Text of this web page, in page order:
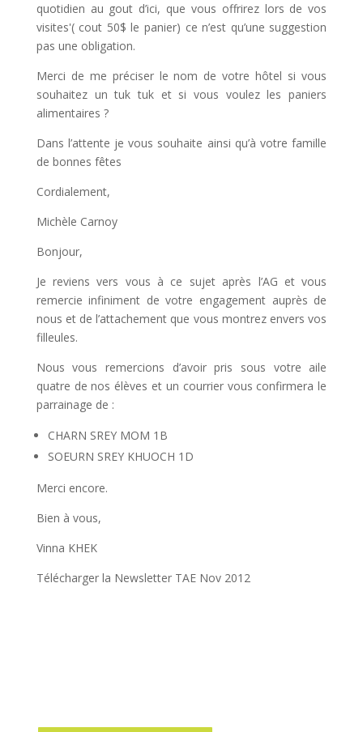
quotidien au gout d’ici, que vous offrirez lors de vos
visites'( cout 50$ le panier) ce n’est qu’une suggestion
pas une obligation.
Merci de me préciser le nom de votre hôtel si vous
souhaitez un tuk tuk et si vous voulez les paniers
alimentaires ?
Dans l’attente je vous souhaite ainsi qu’à votre famille
de bonnes fêtes
Cordialement,
Michèle Carnoy
Bonjour,
Je reviens vers vous à ce sujet après l’AG et vous
remercie infiniment de votre engagement auprès de
nous et de l’attachement que vous montrez envers vos
filleules.
Nous vous remercions d’avoir pris sous votre aile
quatre de nos élèves et un courrier vous confirmera le
parrainage de :
CHARN SREY MOM 1B
SOEURN SREY KHUOCH 1D
Merci encore.
Bien à vous,
Vinna KHEK
Télécharger la Newsletter TAE Nov 2012